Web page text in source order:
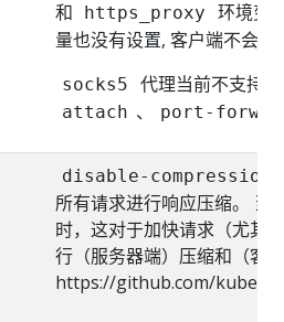
和
https_proxy
环境变
量也没有设置, 客户端不会尝
socks5 代理当前不支持
attach 、 port-
disable-compression
所有请求进行响应压缩。 当
时，这对于加快请求（尤其
行（服务器端）压缩和（客
https://github.com/